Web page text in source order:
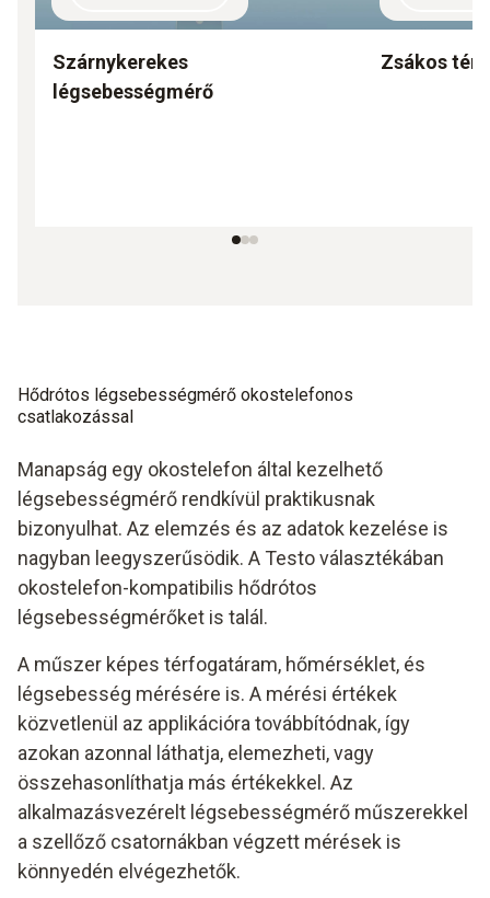
Szárnykerekes
légsebességmérő
Zsákos
Hődrótos légsebességmérő okostelefonos
csatlakozással
Manapság egy okostelefon által kezelhető
légsebességmérő rendkívül praktikusnak
bizonyulhat. Az elemzés és az adatok kezelése is
nagyban leegyszerűsödik. A Testo választékában
okostelefon-kompatibilis hődrótos
légsebességmérőket is talál.
A műszer képes térfogatáram, hőmérséklet, és
légsebesség mérésére is. A mérési értékek
közvetlenül az applikációra továbbítódnak, így
azokan azonnal láthatja, elemezheti, vagy
összehasonlíthatja más értékekkel. Az
alkalmazásvezérelt légsebességmérő műszerekkel
a szellőző csatornákban végzett mérések is
könnyedén elvégezhetők.